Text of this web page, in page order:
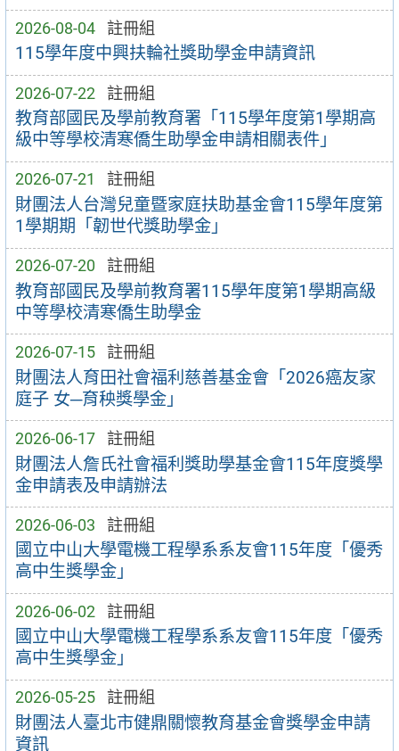
2026-08-04 註冊組
115學年度中興扶輪社獎助學金申請資訊
2026-07-22 註冊組
教育部國民及學前教育署「115學年度第1學期高
級中等學校清寒僑生助學金申請相關表件」
2026-07-21 註冊組
財團法人台灣兒童暨家庭扶助基金會115學年度第
1學期期「韌世代獎助學金」
2026-07-20 註冊組
教育部國民及學前教育署115學年度第1學期高級
中等學校清寒僑生助學金
2026-07-15 註冊組
財團法人育田社會福利慈善基金會「2026癌友家
庭子 女─育秧獎學金」
2026-06-17 註冊組
財團法人詹氏社會福利獎助學基金會115年度獎學
金申請表及申請辦法
2026-06-03 註冊組
國立中山大學電機工程學系系友會115年度「優秀
高中生獎學金」
2026-06-02 註冊組
國立中山大學電機工程學系系友會115年度「優秀
高中生獎學金」
2026-05-25 註冊組
財團法人臺北市健鼎關懷教育基金會獎學金申請
資訊